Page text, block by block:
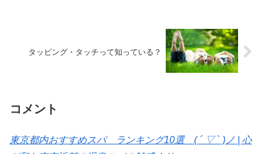
タッピング・タッチって知っている？
コメント
東京都内おすすめスパ ランキング10選 ( ´ ▽ ` )ノ | 心